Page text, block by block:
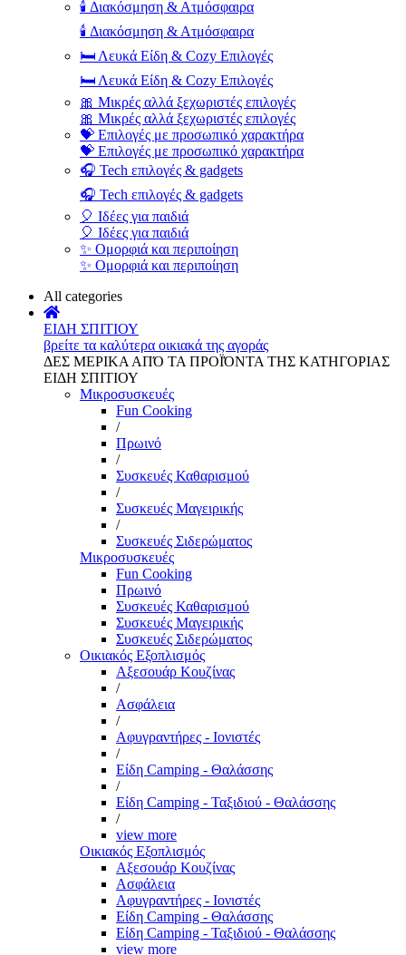
🕯️ Διακόσμηση & Ατμόσφαιρα
🕯️ Διακόσμηση & Ατμόσφαιρα
🛏️ Λευκά Είδη & Cozy Επιλογές
🛏️ Λευκά Είδη & Cozy Επιλογές
🎀 Μικρές αλλά ξεχωριστές επιλογές
🎀 Μικρές αλλά ξεχωριστές επιλογές
💝 Επιλογές με προσωπικό χαρακτήρα
💝 Επιλογές με προσωπικό χαρακτήρα
🎧 Tech επιλογές & gadgets
🎧 Tech επιλογές & gadgets
🎈 Ιδέες για παιδιά
🎈 Ιδέες για παιδιά
✨ Ομορφιά και περιποίηση
✨ Ομορφιά και περιποίηση
All categories
ΕΙΔΗ ΣΠΙΤΙΟΥ
βρείτε τα καλύτερα οικιακά της αγοράς
ΔΕΣ ΜΕΡΙΚΑ ΑΠΌ ΤΑ ΠΡΟΪΌΝΤΑ ΤΗΣ ΚΑΤΗΓΟΡΙΑΣ
ΕΙΔΗ ΣΠΙΤΙΟΥ
Μικροσυσκευές
Fun Cooking
/
Πρωινό
/
Συσκευές Καθαρισμού
/
Συσκευές Μαγειρικής
/
Συσκευές Σιδερώματος
Μικροσυσκευές
Fun Cooking
Πρωινό
Συσκευές Καθαρισμού
Συσκευές Μαγειρικής
Συσκευές Σιδερώματος
Οικιακός Εξοπλισμός
Αξεσουάρ Κουζίνας
/
Ασφάλεια
/
Αφυγραντήρες - Ιονιστές
/
Είδη Camping - Θαλάσσης
/
Είδη Camping - Ταξιδιού - Θαλάσσης
/
view more
Οικιακός Εξοπλισμός
Αξεσουάρ Κουζίνας
Ασφάλεια
Αφυγραντήρες - Ιονιστές
Είδη Camping - Θαλάσσης
Είδη Camping - Ταξιδιού - Θαλάσσης
view more